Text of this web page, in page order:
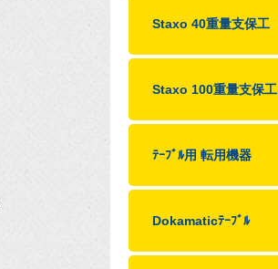
Staxo 40重量支保工
Staxo 100重量支保工
ﾃｰﾌﾞﾙ用 転用機器
Dokamaticﾃｰﾌﾞﾙ